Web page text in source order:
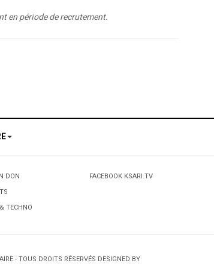
en période de recrutement.
de la diversité montréalaise.
Ottawa and Quebec with drugged chocolates arrested in
DON
TECHNO
FACEBOOK KSARI.TV
- TOUS DROITS RÉSERVÉS DESIGNED BY